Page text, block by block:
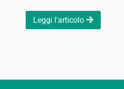
Leggi l'articolo